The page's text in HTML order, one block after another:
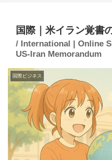
国際｜米イラン覚書
/ International | Online
US-Iran Memorandum
国際ビジネス